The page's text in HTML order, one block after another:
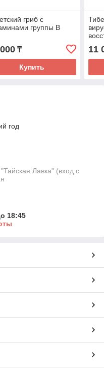
гриб с
группы В
₸
Купить
11
год
Лавка" (вход с
18:45